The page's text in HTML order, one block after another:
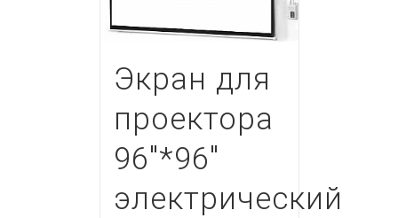
Экран для
проектора
96″*96″
электрический